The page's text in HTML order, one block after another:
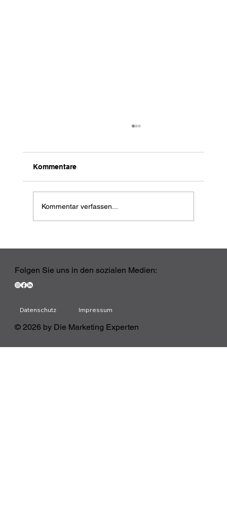
Kommentare
Kommentar verfassen...
Datenschutz Impressum
© 2026 by Die Marketing Experten
Folgen Sie uns in den sozialen Medien: